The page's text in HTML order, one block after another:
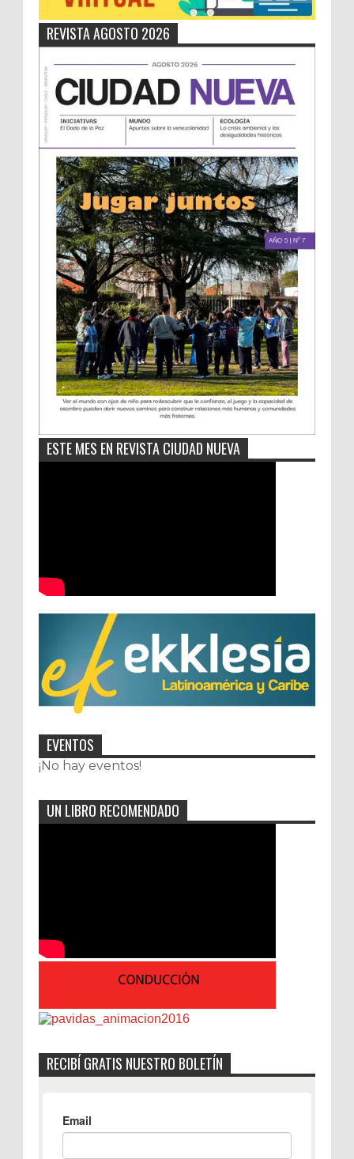
REVISTA AGOSTO 2026
ESTE MES EN REVISTA CIUDAD NUEVA
EVENTOS
¡No hay eventos!
UN LIBRO RECOMENDADO
RECIBÍ GRATIS NUESTRO BOLETÍN